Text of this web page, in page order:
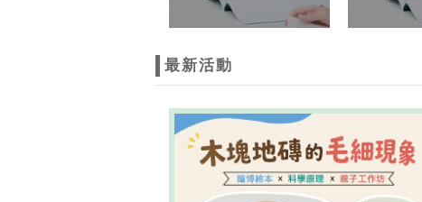
最新活動